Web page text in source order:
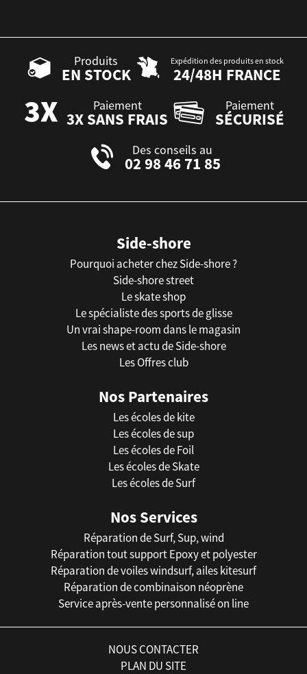
Produits
EN STOCK
Expédition des produits en stock
24/48H FRANCE
Paiement
3X SANS FRAIS
Paiement
SÉCURISÉ
Des conseils au
02 98 46 71 85
Side-shore
Pourquoi acheter chez Side-shore ?
Side-shore street
Le skate shop
Le spécialiste des sports de glisse
Un vrai shape-room dans le magasin
Les news et actu de Side-shore
Les Offres club
Nos Partenaires
Les écoles de kite
Les écoles de sup
Les écoles de Foil
Les écoles de Skate
Les écoles de Surf
Nos Services
Réparation de Surf, Sup, wind
Réparation tout support Epoxy et polyester
Réparation de voiles windsurf, ailes kitesurf
Réparation de combinaison néoprène
Service après-vente personnalisé on line
NOUS CONTACTER
PLAN DU SITE